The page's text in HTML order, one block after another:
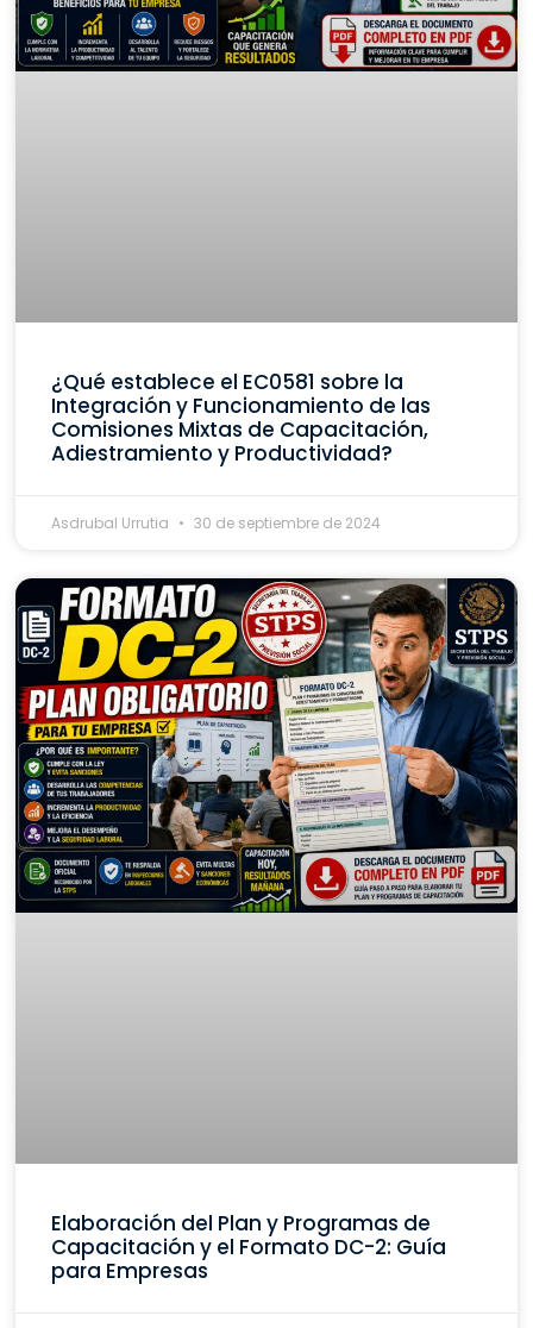
¿Qué establece el EC0581 sobre la
Integración y Funcionamiento de las
Comisiones Mixtas de Capacitación,
Adiestramiento y Productividad?
Asdrubal Urrutia 30 de septiembre de 2024
Elaboración del Plan y Programas de
Capacitación y el Formato DC-2: Guía
para Empresas